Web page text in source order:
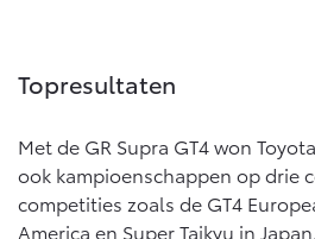
Topresultaten
Met de GR Supra GT4 won
ook kampioenschappen op drie
competities zoals de GT4
America en Super Taikyu in